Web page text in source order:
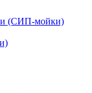
(СИП-мойки)